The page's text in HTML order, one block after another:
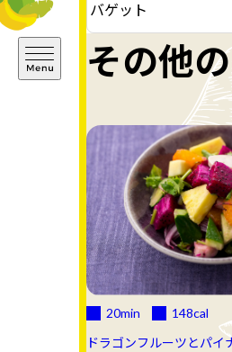
バゲット
その他
20min 148cal
ドラゴンフルーツとパイ